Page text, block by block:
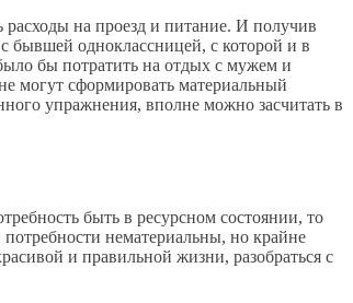
расходы на проезд и питание. И получив
бывшей одноклассницей, с которой и в
бы потратить на отдых с мужем и
могут сформировать материальный
упражнения, вполне можно засчитать в
быть в ресурсном состоянии, то
потребности нематериальны, но крайне
и правильной жизни, разобраться с